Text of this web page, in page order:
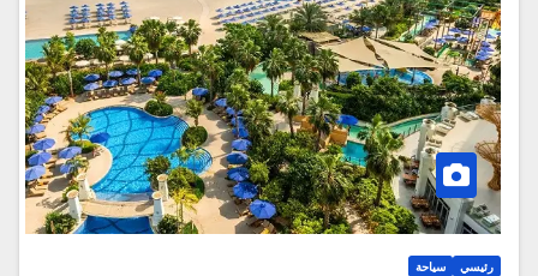
رئيسي سياحة